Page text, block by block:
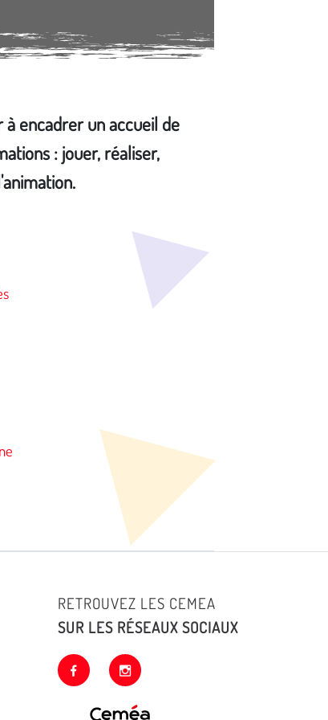
encadrer un accueil de
: jouer, réaliser,
RETROUVEZ LES CEMEA
SUR LES RÉSEAUX SOCIAUX
facebook instagram